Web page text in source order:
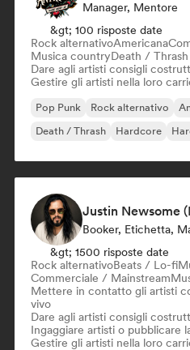
Manager, Mentore
&gt; 100 risposte date
Rock alternativoAmericana
Musica countryDeath / Thrash
Dare agli artisti consigli
Gestire gli artisti nella loro
Pop Punk Rock alternativo
Death / Thrash
Hardcore
Booker, Etichetta,
&gt; 1500 risposte date
Rock alternativoBeats / Lo-fi
Commerciale / Mainstream
Mettere in contatto gli artisti
vivo
Dare agli artisti consigli
Ingaggiare artisti o pubblicare
Gestire gli artisti nella loro